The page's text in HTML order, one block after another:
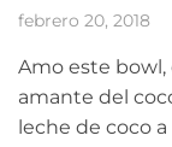
febrero 20, 2018
Amo este bowl,
amante del
leche de coco